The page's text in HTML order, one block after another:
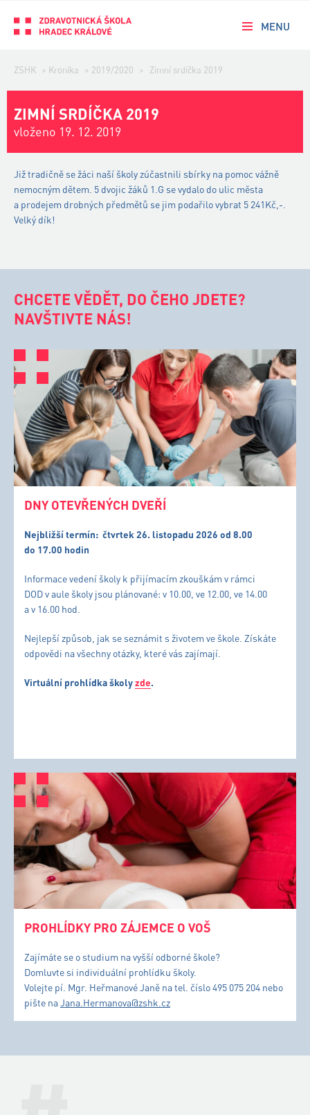
MENU
ZSHK > Kronika > 2019/2020 > Zimní srdíčka 2019
ZIMNÍ SRDÍČKA 2019
vloženo 19. 12. 2019
Již tradičně se žáci naší školy zúčastnili sbírky na pomoc vážně
nemocným dětem. 5 dvojic žáků 1.G se vydalo do ulic města
a prodejem drobných předmětů se jim podařilo vybrat 5 241Kč,-.
Velký dík!
CHCETE VĚDĚT, DO ČEHO JDETE?
NAVŠTIVTE NÁS!
DNY OTEVŘENÝCH DVEŘÍ
Nejbližší termín: čtvrtek 26. listopadu 2026 od 8.00
do 17.00 hodin
Informace vedení školy k přijímacím zkouškám v rámci
DOD v aule školy jsou plánované: v 10.00, ve 12.00, ve 14.00
a v 16.00 hod.
Nejlepší způsob, jak se seznámit s životem ve škole. Získáte
odpovědi na všechny otázky, které vás zajímají.
Virtuální prohlídka školyzde.
PROHLÍDKY PRO ZÁJEMCE O VOŠ
Zajímáte se o studium na vyšší odborné škole?
Domluvte si individuální prohlídku školy.
Volejte pí. Mgr. Heřmanové Janě na tel. číslo 495 075 204 nebo
pište naJana.Hermanova@zshk.cz